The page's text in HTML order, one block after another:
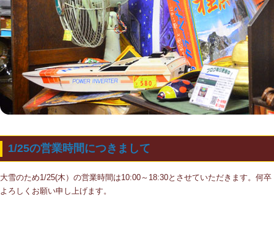
1/25の営業時間につきまして
大雪のため1/25(木）の営業時間は10:00～18:30とさせていただきます。何卒
よろしくお願い申し上げます。